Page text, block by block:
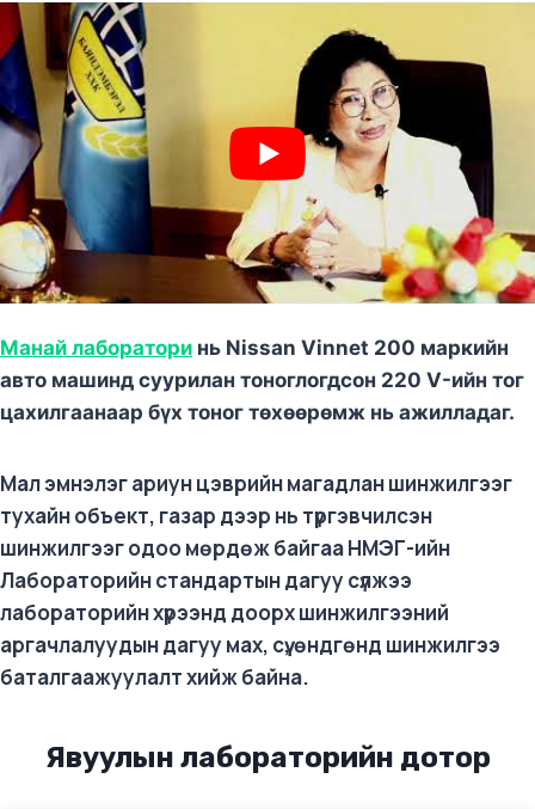
Манай лаборатори нь Nissan Vinnet 200 маркийн
авто машинд суурилан тоноглогдсон 220 V-ийн тог
цахилгаанаар бүх тоног төхөөрөмж нь ажилладаг.
Мал эмнэлэг ариун цэврийн магадлан шинжилгээг
тухайн объект, газар дээр нь түргэвчилсэн
шинжилгээг одоо мөрдөж байгаа НМЭГ-ийн
Лабораторийн стандартын дагуу сүлжээ
лабораторийн хүрээнд доорх шинжилгээний
аргачлалуудын дагуу мах, сүү, өндгөнд шинжилгээ
баталгаажуулалт хийж байна.
Явуулын лабораторийн дотор